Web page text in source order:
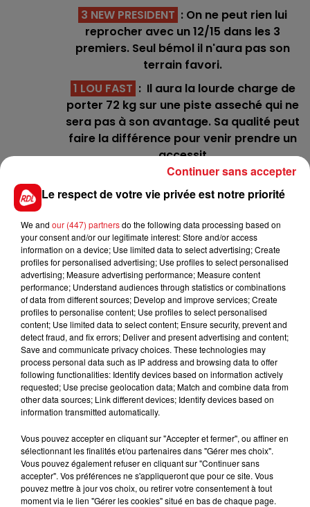
3 NEW PRESIDENT : On ne peut rien lui
reprocher avec un 12/15 dans les 3
premiers. Seul bémol il n'aura pas son
terrain favori.
1 LOU FAST : Il aura la lourde charge de
porter 72 kg sur une piste asseché qui ne
sera pas à son avantage. Sa qualité peut
faire la différence pour venir prendre un
accessit
*******
Hippodrome du Croisé-Laroche - Trot -
15h45 :
C1 : 7 - 3 - 12 - 6 - 4
C2 : 7 - 1 - 12 - 5 - 9 - 11 (Quarté+)
C3 : 4 - 1 - 6 - 14 - 13
C 4 : 5 - 6 - 4 - 2 - 12
C5 : 2 - 5 - 4 - 9
C6 : 10 - 1 - 8 - 5 - 7
C7 : 6 - 4 - 3
C8 : 2 - 8 - 5 - 4 - 9
La sélection de la Réunion :
107 IDREAMIS - 405 JEDUISANT - 502
LATINUS AVIS
Le driver à suivre : P.Y Verva
Le respect de votre vie privée est notre priorité
We and our (447) partnersdo the following data processing based on
your consent and/or our legitimate interest: Store and/or access
information on a device; Use limited data to select advertising; Create
profiles for personalised advertising; Use profiles to select personalised
advertising; Measure advertising performance; Measure content
performance; Understand audiences through statistics or combinations
of data from different sources; Develop and improve services; Create
profiles to personalise content; Use profiles to select personalised
content; Use limited data to select content; Ensure security, prevent and
detect fraud, and fix errors; Deliver and present advertising and content;
Save and communicate privacy choices. These technologies may
process personal data such as IP address and browsing data to offer
following functionalities: Identify devices based on information actively
requested; Use precise geolocation data; Match and combine data from
other data sources; Link different devices; Identify devices based on
information transmitted automatically.
Vous pouvez accepter en cliquant sur "Accepter et fermer", ou affiner en
sélectionnant les finalités et/ou partenaires dans "Gérer mes choix".
Vous pouvez également refuser en cliquant sur "Continuer sans
accepter". Vos préférences ne s'appliqueront que pour ce site. Vous
pouvez mettre à jour vos choix, ou retirer votre consentement à tout
moment via le lien "Gérer les cookies" situé en bas de chaque page.
Continuer sans accepter